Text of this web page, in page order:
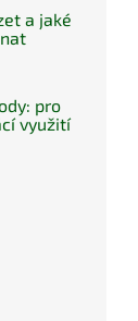
a jaké
pro
využití